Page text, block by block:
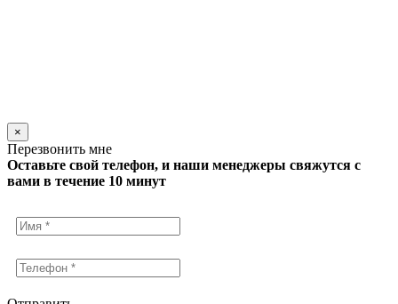
×
Перезвонить мне
Оставьте свой телефон, и наши менеджеры свяжутся с
вами в течение 10 минут